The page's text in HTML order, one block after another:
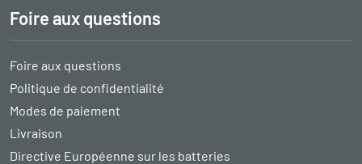
Foire aux questions
Foire aux questions
Politique de confidentialité
Modes de paiement
Livraison
Directive Européenne sur les batteries